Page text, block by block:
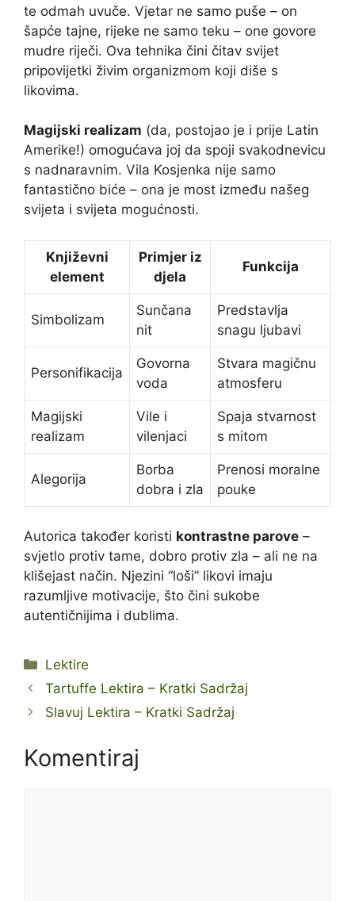
te odmah uvuče. Vjetar ne samo puše – on
šapće tajne, rijeke ne samo teku – one govore
mudre riječi. Ova tehnika čini čitav svijet
pripovijetki živim organizmom koji diše s
likovima.
Magijski realizam (da, postojao je i prije Latin
Amerike!) omogućava joj da spoji svakodnevicu
s nadnaravnim. Vila Kosjenka nije samo
fantastično biće – ona je most između našeg
svijeta i svijeta mogućnosti.
Književni
element
Primjer iz
djela
Funkcija
Simbolizam
Sunčana
nit
Predstavlja
snagu ljubavi
Personifikacija
Govorna
voda
Stvara magičnu
atmosferu
Magijski
realizam
Vile i
vilenjaci
Spaja stvarnost
s mitom
Alegorija
Borba
dobra i zla
Prenosi moralne
pouke
Autorica također koristi kontrastne parove –
svjetlo protiv tame, dobro protiv zla – ali ne na
klišejast način. Njezini “loši” likovi imaju
razumljive motivacije, što čini sukobe
autentičnijima i dublima.
Kategorije
Lektire
Tartuffe Lektira – Kratki Sadržaj
Slavuj Lektira – Kratki Sadržaj
Komentiraj